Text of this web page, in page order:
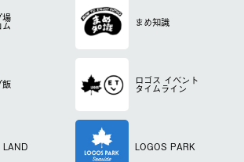
場
ム まめ知識
飯 ロゴス イベント
タイムライン
LAND LOGOS PARK